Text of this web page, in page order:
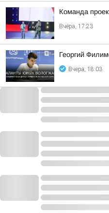
Команда
Вчера, 17:23
Георгий
Вчера, 18:03